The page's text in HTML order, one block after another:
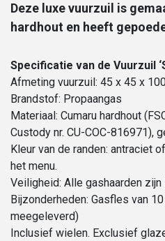
Deze luxe vuurzuil is
hardhout en heeft
Specificatie van de Vuurzuil
Afmeting vuurzuil: 45 x 45 x
Brandstof: Propaangas
Materiaal: Cumaru hardhout
Custody nr. CU-COC-816971),
Kleur van de randen: antraciet
het menu.
Veiligheid: Alle gashaarden
Bijzonderheden: Gasfles van
meegeleverd)
Inclusief wielen. Exclusief